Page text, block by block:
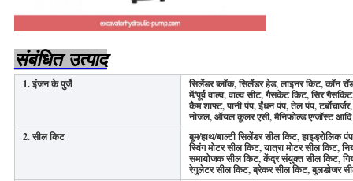
संबंधित उत्पाद
1. इंजन के पुर्जे
सिलेंडर ब्लॉक, सिलेंडर हेड, लाइनर किट, कॉन
में/पूर्व वाल्व, वाल्व सीट, गैसकेट किट, सिर
कैम शाफ्ट, पानी पंप, ईंधन पंप, तेल पंप, टर्बोचार्जर,
नोजल, ऑयल कूलर एसी, मैनिफोल्ड एग्जॉस्ट
2. सील किट
बूम/हाथ/बाल्टी सिलेंडर सील किट, हाइड्रोलिक
स्विंग मोटर सील किट, यात्रा मोटर सील किट,
समायोजक सील किट, केंद्र संयुक्त सील किट,
रेगुलेटर सील किट, ब्रेकर सील किट, बुलडोजर